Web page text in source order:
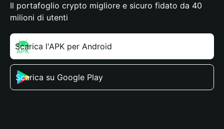
Il portafoglio crypto migliore e sicuro fidato da 40
milioni di utenti
Scarica l'APK per Android
Scarica su Google Play